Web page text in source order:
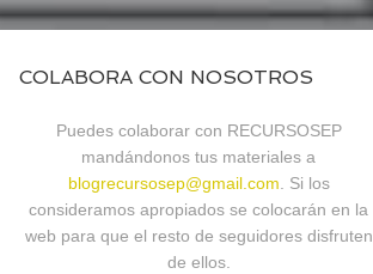
COLABORA CON NOSOTROS
Puedes colaborar con RECURSOSEP
mandándonos tus materiales a
blogrecursosep@gmail.com . Si los
consideramos apropiados se colocarán en la
web para que el resto de seguidores disfruten
de ellos.